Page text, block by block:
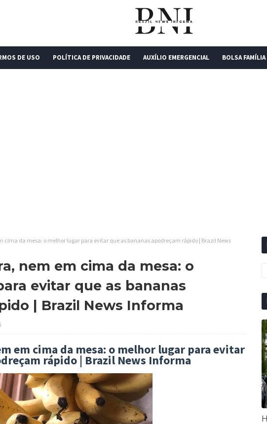
DE USO POLÍTICA DE PRIVACIDADE AUXÍLIO EMERGENCIAL BOLSA FAMÍLIA
cima da mesa: o melhor lugar para evitar que as bananas apodreçam rápido | Brazil News
nem em cima da mesa: o
evitar que as bananas
| Brazil News Informa
em cima da mesa: o melhor lugar para evitar
rápido | Brazil News Informa